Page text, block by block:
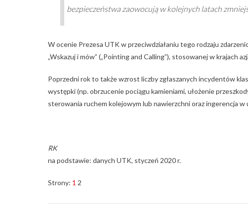
bezpieczeństwa zaowocują w kolejnych latach
W ocenie Prezesa UTK w przeciwdziałaniu tego rodzaju
„Wskazuj i mów” („Pointing and Calling”), stosowanej w krajach
Poprzedni rok to także wzrost liczby zgłaszanych incydentów
występki (np. obrzucenie pociągu kamieniami, ułożenie
sterowania ruchem kolejowym lub nawierzchni oraz ingerencja w
RK
na podstawie: danych UTK, styczeń 2020 r.
Strony: 1 2